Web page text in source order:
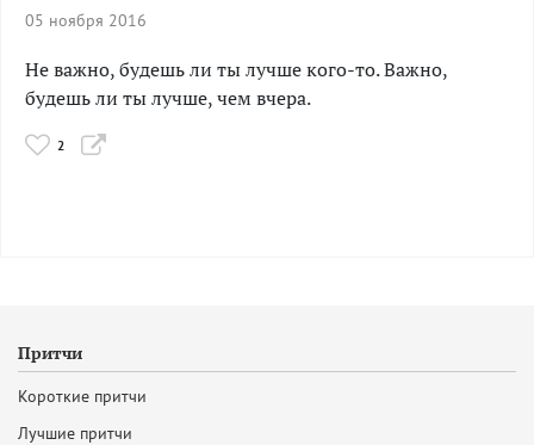
05 ноября 2016
Не важно, будешь ли ты лучше кого-то. Важно,
будешь ли ты лучше, чем вчера.
2
Притчи
Короткие притчи
Лучшие притчи